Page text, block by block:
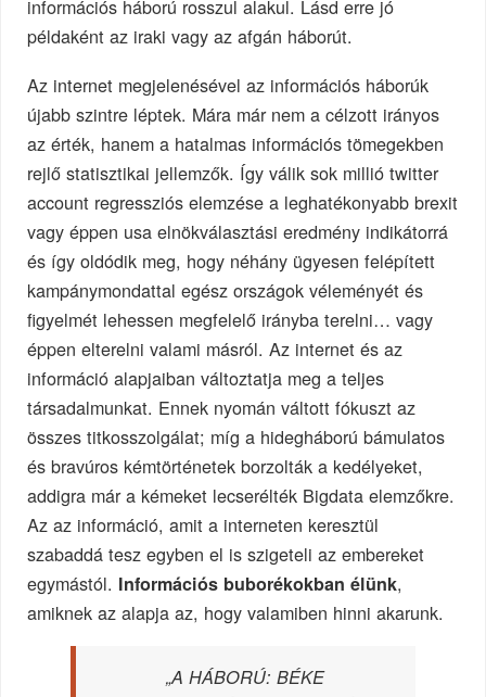
információs háború rosszul alakul. Lásd erre jó
példaként az iraki vagy az afgán háborút.
Az internet megjelenésével az információs háborúk
újabb szintre léptek. Mára már nem a célzott irányos
az érték, hanem a hatalmas információs tömegekben
rejlő statisztikai jellemzők. Így válik sok millió twitter
account regressziós elemzése a leghatékonyabb brexit
vagy éppen usa elnökválasztási eredmény indikátorrá
és így oldódik meg, hogy néhány ügyesen felépített
kampánymondattal egész országok véleményét és
figyelmét lehessen megfelelő irányba terelni… vagy
éppen elterelni valami másról. Az internet és az
információ alapjaiban változtatja meg a teljes
társadalmunkat. Ennek nyomán váltott fókuszt az
összes titkosszolgálat; míg a hidegháború bámulatos
és bravúros kémtörténetek borzolták a kedélyeket,
addigra már a kémeket lecserélték Bigdata elemzőkre.
Az az információ, amit a interneten keresztül
szabaddá tesz egyben el is szigeteli az embereket
egymástól. Információs buborékokban élünk,
amiknek az alapja az, hogy valamiben hinni akarunk.
„A HÁBORÚ: BÉKE